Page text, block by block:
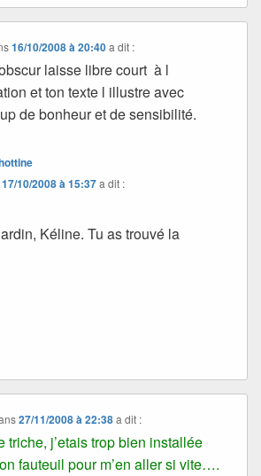
16/10/2008 à 20:40 a dit :
laisse libre court à l
et ton texte l illustre avec
de bonheur et de sensibilité.
17/10/2008 à 15:37a dit :
Kéline. Tu as trouvé la
27/11/2008 à 22:38 a dit :
triche, j’etais trop bien installée
fauteuil pour m’en aller si vite….